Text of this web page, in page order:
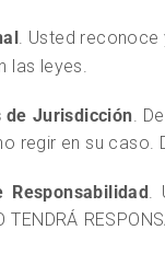
. Usted
las leyes.
de Jurisdicción.
regir en su
Responsabilidad.
TENDRÁ